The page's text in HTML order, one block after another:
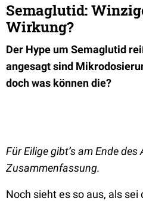
Semaglutid:
Wirkung?
Der Hype um Semaglutid
angesagt sind
doch was können die?
Für Eilige gibt’s am Ende
Zusammenfassung.
Noch sieht es so aus, als